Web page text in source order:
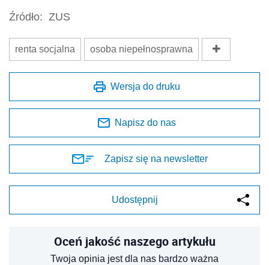
Źródło: ZUS
renta socjalna osoba niepełnosprawna
Wersja do druku
Napisz do nas
Zapisz się na newsletter
Udostępnij
Oceń jakość naszego artykułu
Twoja opinia jest dla nas bardzo ważna